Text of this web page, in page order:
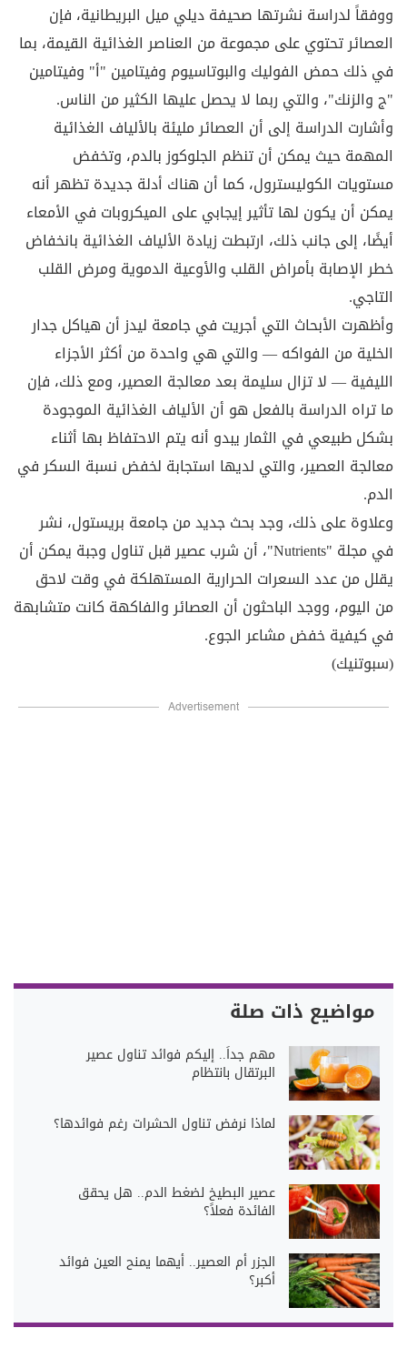
ووفقاً لدراسة نشرتها صحيفة ديلي ميل البريطانية، فإن
العصائر تحتوي على مجموعة من العناصر الغذائية القيمة، بما
في ذلك حمض الفوليك والبوتاسيوم وفيتامين "أ" وفيتامين
"ج والزنك"، والتي ربما لا يحصل عليها الكثير من الناس.
وأشارت الدراسة إلى أن العصائر مليئة بالألياف الغذائية
المهمة حيث يمكن أن تنظم الجلوكوز بالدم، وتخفض
مستويات الكوليسترول، كما أن هناك أدلة جديدة تظهر أنه
يمكن أن يكون لها تأثير إيجابي على الميكروبات في الأمعاء
أيضًا، إلى جانب ذلك، ارتبطت زيادة الألياف الغذائية بانخفاض
خطر الإصابة بأمراض القلب والأوعية الدموية ومرض القلب
التاجي.
وأظهرت الأبحاث التي أجريت في جامعة ليدز أن هياكل جدار
الخلية من الفواكه — والتي هي واحدة من أكثر الأجزاء
الليفية — لا تزال سليمة بعد معالجة العصير، ومع ذلك، فإن
ما تراه الدراسة بالفعل هو أن الألياف الغذائية الموجودة
بشكل طبيعي في الثمار يبدو أنه يتم الاحتفاظ بها أثناء
معالجة العصير، والتي لديها استجابة لخفض نسبة السكر في
الدم.
وعلاوة على ذلك، وجد بحث جديد من جامعة بريستول، نشر
في مجلة "Nutrients"، أن شرب عصير قبل تناول وجبة يمكن أن
يقلل من عدد السعرات الحرارية المستهلكة في وقت لاحق
من اليوم، ووجد الباحثون أن العصائر والفاكهة كانت متشابهة
في كيفية خفض مشاعر الجوع.
(سبوتنيك)
Advertisement
مواضيع ذات صلة
مهم جداً.. إليكم فوائد تناول عصير
البرتقال بانتظام
لماذا نرفض تناول الحشرات رغم فوائدها؟
عصير البطيخ لضغط الدم.. هل يحقق
الفائدة فعلاً؟
الجزر أم العصير.. أيهما يمنح العين فوائد
أكبر؟